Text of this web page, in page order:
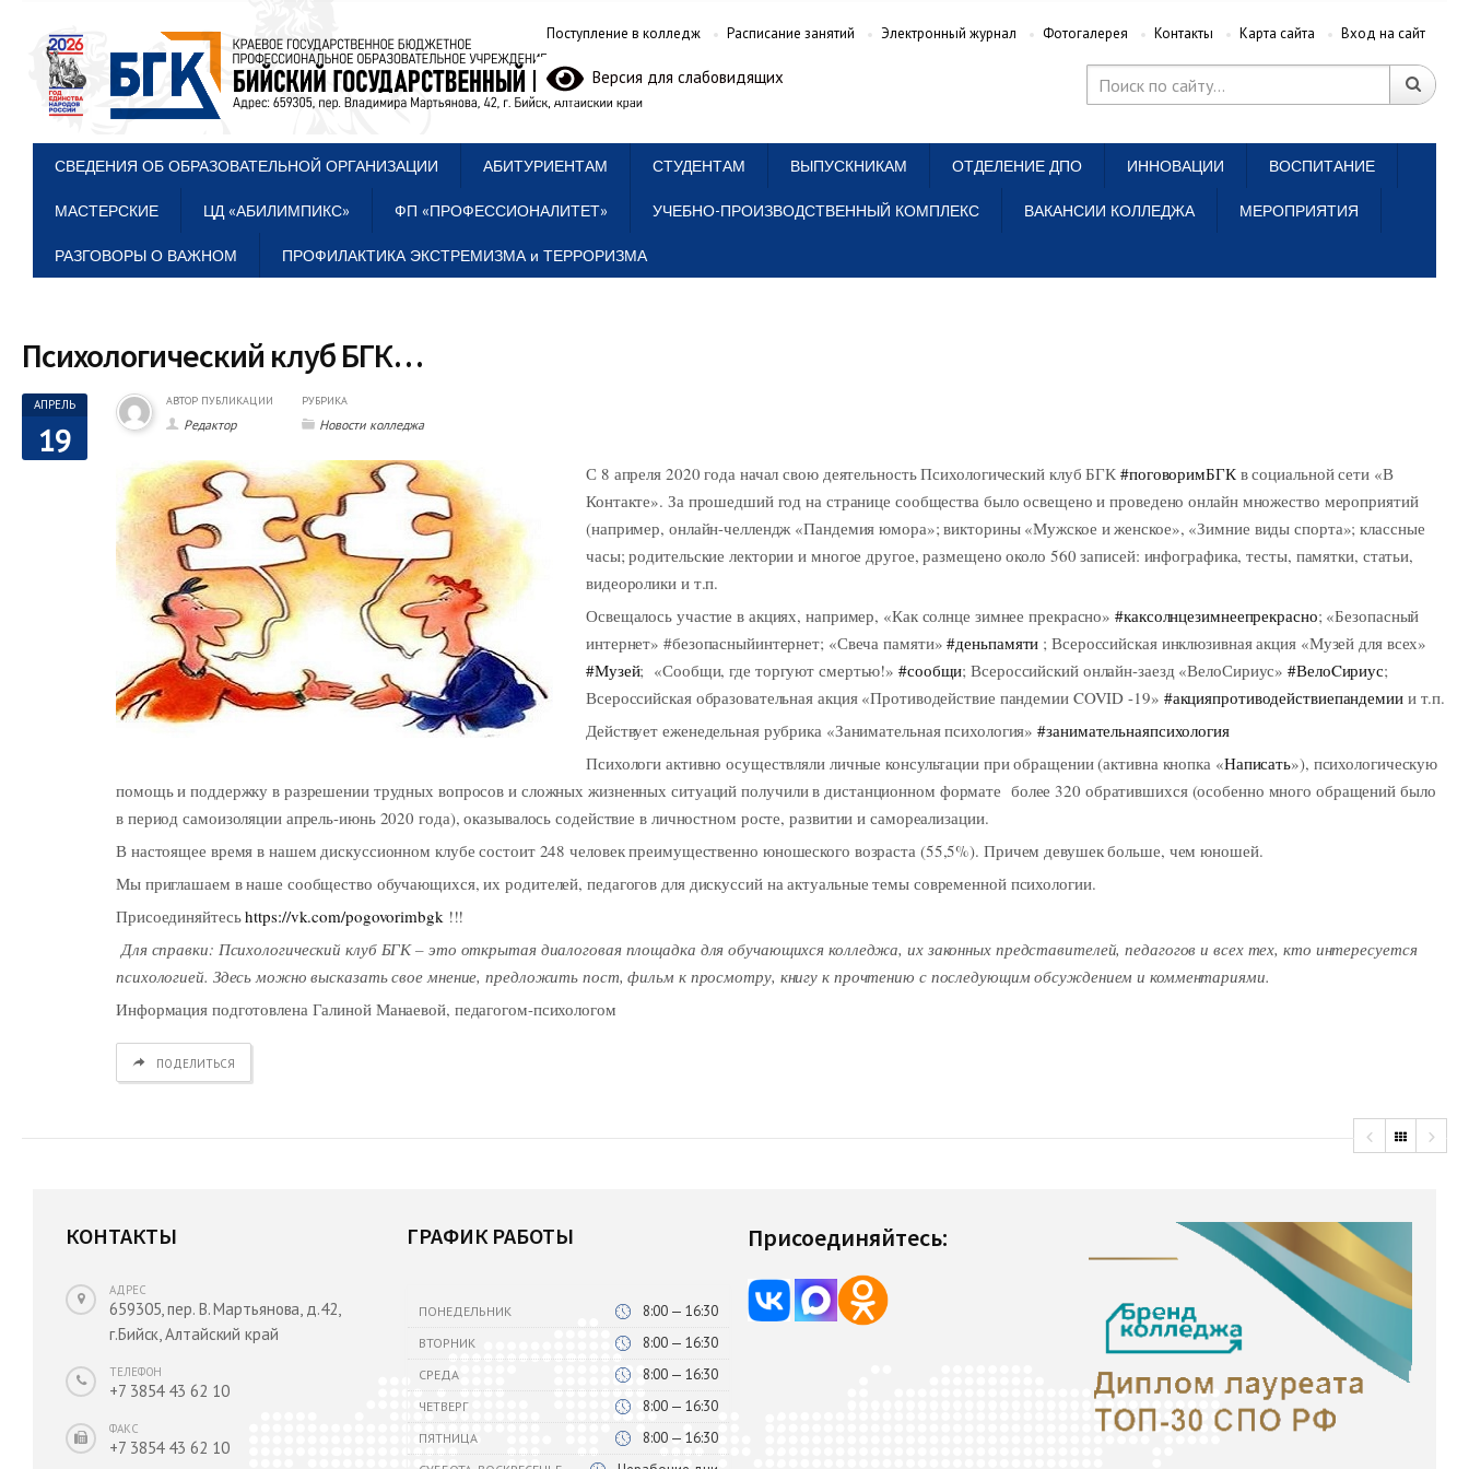
Поступление в колледж Расписание занятий Электронный журнал Фотогалерея Контакты Карта сайта Вход на сайт
Версия для слабовидящих
СВЕДЕНИЯ ОБ ОБРАЗОВАТЕЛЬНОЙ ОРГАНИЗАЦИИ АБИТУРИЕНТАМ СТУДЕНТАМ ВЫПУСКНИКАМ ОТДЕЛЕНИЕ ДПО ИННОВАЦИИ ВОСПИТАНИЕ
МАСТЕРСКИЕ ЦД «АБИЛИМПИКС» ФП «ПРОФЕССИОНАЛИТЕТ» УЧЕБНО-ПРОИЗВОДСТВЕННЫЙ КОМПЛЕКС ВАКАНСИИ КОЛЛЕДЖА МЕРОПРИЯТИЯ
РАЗГОВОРЫ О ВАЖНОМ ПРОФИЛАКТИКА ЭКСТРЕМИЗМА и ТЕРРОРИЗМА
Психологический клуб БГК…
АПРЕЛЬ
19
АВТОР ПУБЛИКАЦИИ
Редактор
РУБРИКА
Новости колледжа
С 8 апреля 2020 года начал свою деятельность Психологический клуб БГК #поговоримБГКв социальной сети «В
Контакте». За прошедший год на странице сообщества было освещено и проведено онлайн множество мероприятий
(например, онлайн-челлендж «Пандемия юмора»; викторины «Мужское и женское», «Зимние виды спорта»; классные
часы; родительские лектории и многое другое, размещено около 560 записей: инфографика, тесты, памятки, статьи,
видеоролики и т.п.
Освещалось участие в акциях, например, «Как солнце зимнее прекрасно»#каксолнцезимнеепрекрасно; «Безопасный
интернет» #безопасныйинтернет; «Свеча памяти»#деньпамяти ; Всероссийская инклюзивная акция «Музей для всех»
#Музей; «Сообщи, где торгуют смертью!»#сообщи; Всероссийский онлайн-заезд «ВелоСириус»#ВелоCириус;
Всероссийская образовательная акция «Противодействие пандемии COVID -19» #акцияпротиводействиепандемиии т.п.
Действует еженедельная рубрика «Занимательная психология»#занимательнаяпсихология
Психологи активно осуществляли личные консультации при обращении (активна кнопка «Написать»), психологическую
помощь и поддержку в разрешении трудных вопросов и сложных жизненных ситуаций получили в дистанционном формате более 320 обратившихся (особенно много обращений было
в период самоизоляции апрель-июнь 2020 года), оказывалось содействие в личностном росте, развитии и самореализации.
В настоящее время в нашем дискуссионном клубе состоит 248 человек преимущественно юношеского возраста (55,5%). Причем девушек больше, чем юношей.
Мы приглашаем в наше сообщество обучающихся, их родителей, педагогов для дискуссий на актуальные темы современной психологии.
Присоединяйтесьhttps://vk.com/pogovorimbgk!!!
Для справки: Психологический клуб БГК – это открытая диалоговая площадка для обучающихся колледжа, их законных представителей, педагогов и всех тех, кто интересуется
психологией. Здесь можно высказать свое мнение, предложить пост, фильм к просмотру, книгу к прочтению с последующим обсуждением и комментариями.
Информация подготовлена Галиной Манаевой, педагогом-психологом
ПОДЕЛИТЬСЯ
КОНТАКТЫ
АДРЕС
659305, пер. В. Мартьянова, д.42,
г.Бийск, Алтайский край
ТЕЛЕФОН
+7 3854 43 62 10
ФАКС
+7 3854 43 62 10
ГРАФИК РАБОТЫ
ПОНЕДЕЛЬНИК 8:00 — 16:30
ВТОРНИК 8:00 — 16:30
СРЕДА 8:00 — 16:30
ЧЕТВЕРГ 8:00 — 16:30
ПЯТНИЦА 8:00 — 16:30
Присоединяйтесь: